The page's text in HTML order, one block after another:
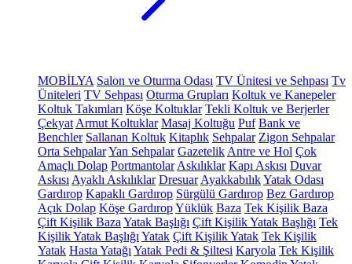
MOBİLYA Salon ve Oturma Odası TV Ünitesi ve Sehpası Tv
Üniteleri TV Sehpası Oturma Grupları Koltuk ve Kanepeler
Koltuk Takımları Köşe Koltuklar Tekli Koltuk ve Berjerler
Çekyat Armut Koltuklar Masaj Koltuğu Puf Bank ve
Benchler Sallanan Koltuk Kitaplık Sehpalar Zigon Sehpalar
Orta SehpalarYan Sehpalar Gazetelik Antre ve Hol Çok
Amaçlı Dolap Portmantolar Askılıklar Kapı Askısı Duvar
Askısı Ayaklı Askılıklar Dresuar AyakkabılıkYatak Odası
Gardırop Kapaklı Gardırop Sürgülü Gardırop Bez Gardırop
Açık Dolap Köşe GardıropYüklük Baza Tek Kişilik Baza
Çift Kişilik Baza Yatak Başlığı Çift Kişilik Yatak Başlığı Tek
Kişilik Yatak Başlığı Yatak Çift Kişilik Yatak Tek Kişilik
Yatak Hasta Yatağı Yatak Pedi & Şiltesi Karyola Tek Kişilik